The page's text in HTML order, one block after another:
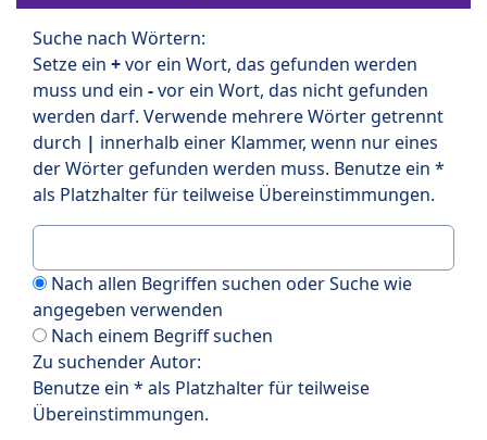
Suche nach Wörtern:
Setze ein +vor ein Wort, das gefunden werden
muss und ein -vor ein Wort, das nicht gefunden
werden darf. Verwende mehrere Wörter getrennt
durch | innerhalb einer Klammer, wenn nur eines
der Wörter gefunden werden muss. Benutze ein *
als Platzhalter für teilweise Übereinstimmungen.
Nach allen Begriffen suchen oder Suche wie
angegeben verwenden
Nach einem Begriff suchen
Zu suchender Autor:
Benutze ein * als Platzhalter für teilweise
Übereinstimmungen.